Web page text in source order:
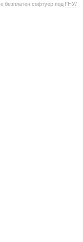
е безплатен софтуер под ГНУ/